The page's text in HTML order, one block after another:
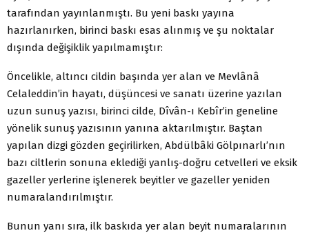
tarafından yayınlanmıştı. Bu yeni baskı yayına
hazırlanırken, birinci baskı esas alınmış ve şu noktalar
dışında değişiklik yapılmamıştır:
Öncelikle, altıncı cildin başında yer alan ve Mevlânâ
Celaleddin’in hayatı, düşüncesi ve sanatı üzerine yazılan
uzun sunuş yazısı, birinci cilde, Dîvân-ı Kebîr’in geneline
yönelik sunuş yazısının yanına aktarılmıştır. Baştan
yapılan dizgi gözden geçirilirken, Abdülbâki Gölpınarlı’nın
bazı ciltlerin sonuna eklediği yanlış-doğru cetvelleri ve eksik
gazeller yerlerine işlenerek beyitler ve gazeller yeniden
numaralandırılmıştır.
Bunun yanı sıra, ilk baskıda yer alan beyit numaralarının